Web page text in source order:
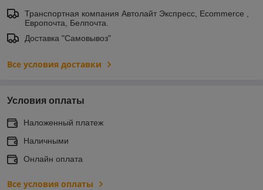
Транспортная компания Автолайт Экспресс, Ecommerce ,
Европочта, Белпочта.
Доставка "Самовывоз"
Все условия доставки
Условия оплаты
Наложенный платеж
Наличными
Онлайн оплата
Все условия оплаты